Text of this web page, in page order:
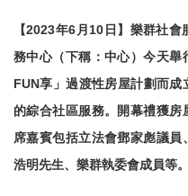
【2023年6 月 10 日】 樂群社會
務中心（下稱：中心）今天舉
FUN享」過渡性房屋計劃而成
的綜合社區服務。開幕禮獲
席嘉賓包括立法會鄧家彪議
浩明先生、樂群執委會成員等。